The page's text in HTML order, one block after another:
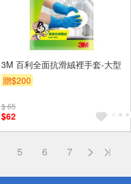
3M 百利全面抗滑絨裡手套-大型
贈$200
$ 65
$62
5 6 7